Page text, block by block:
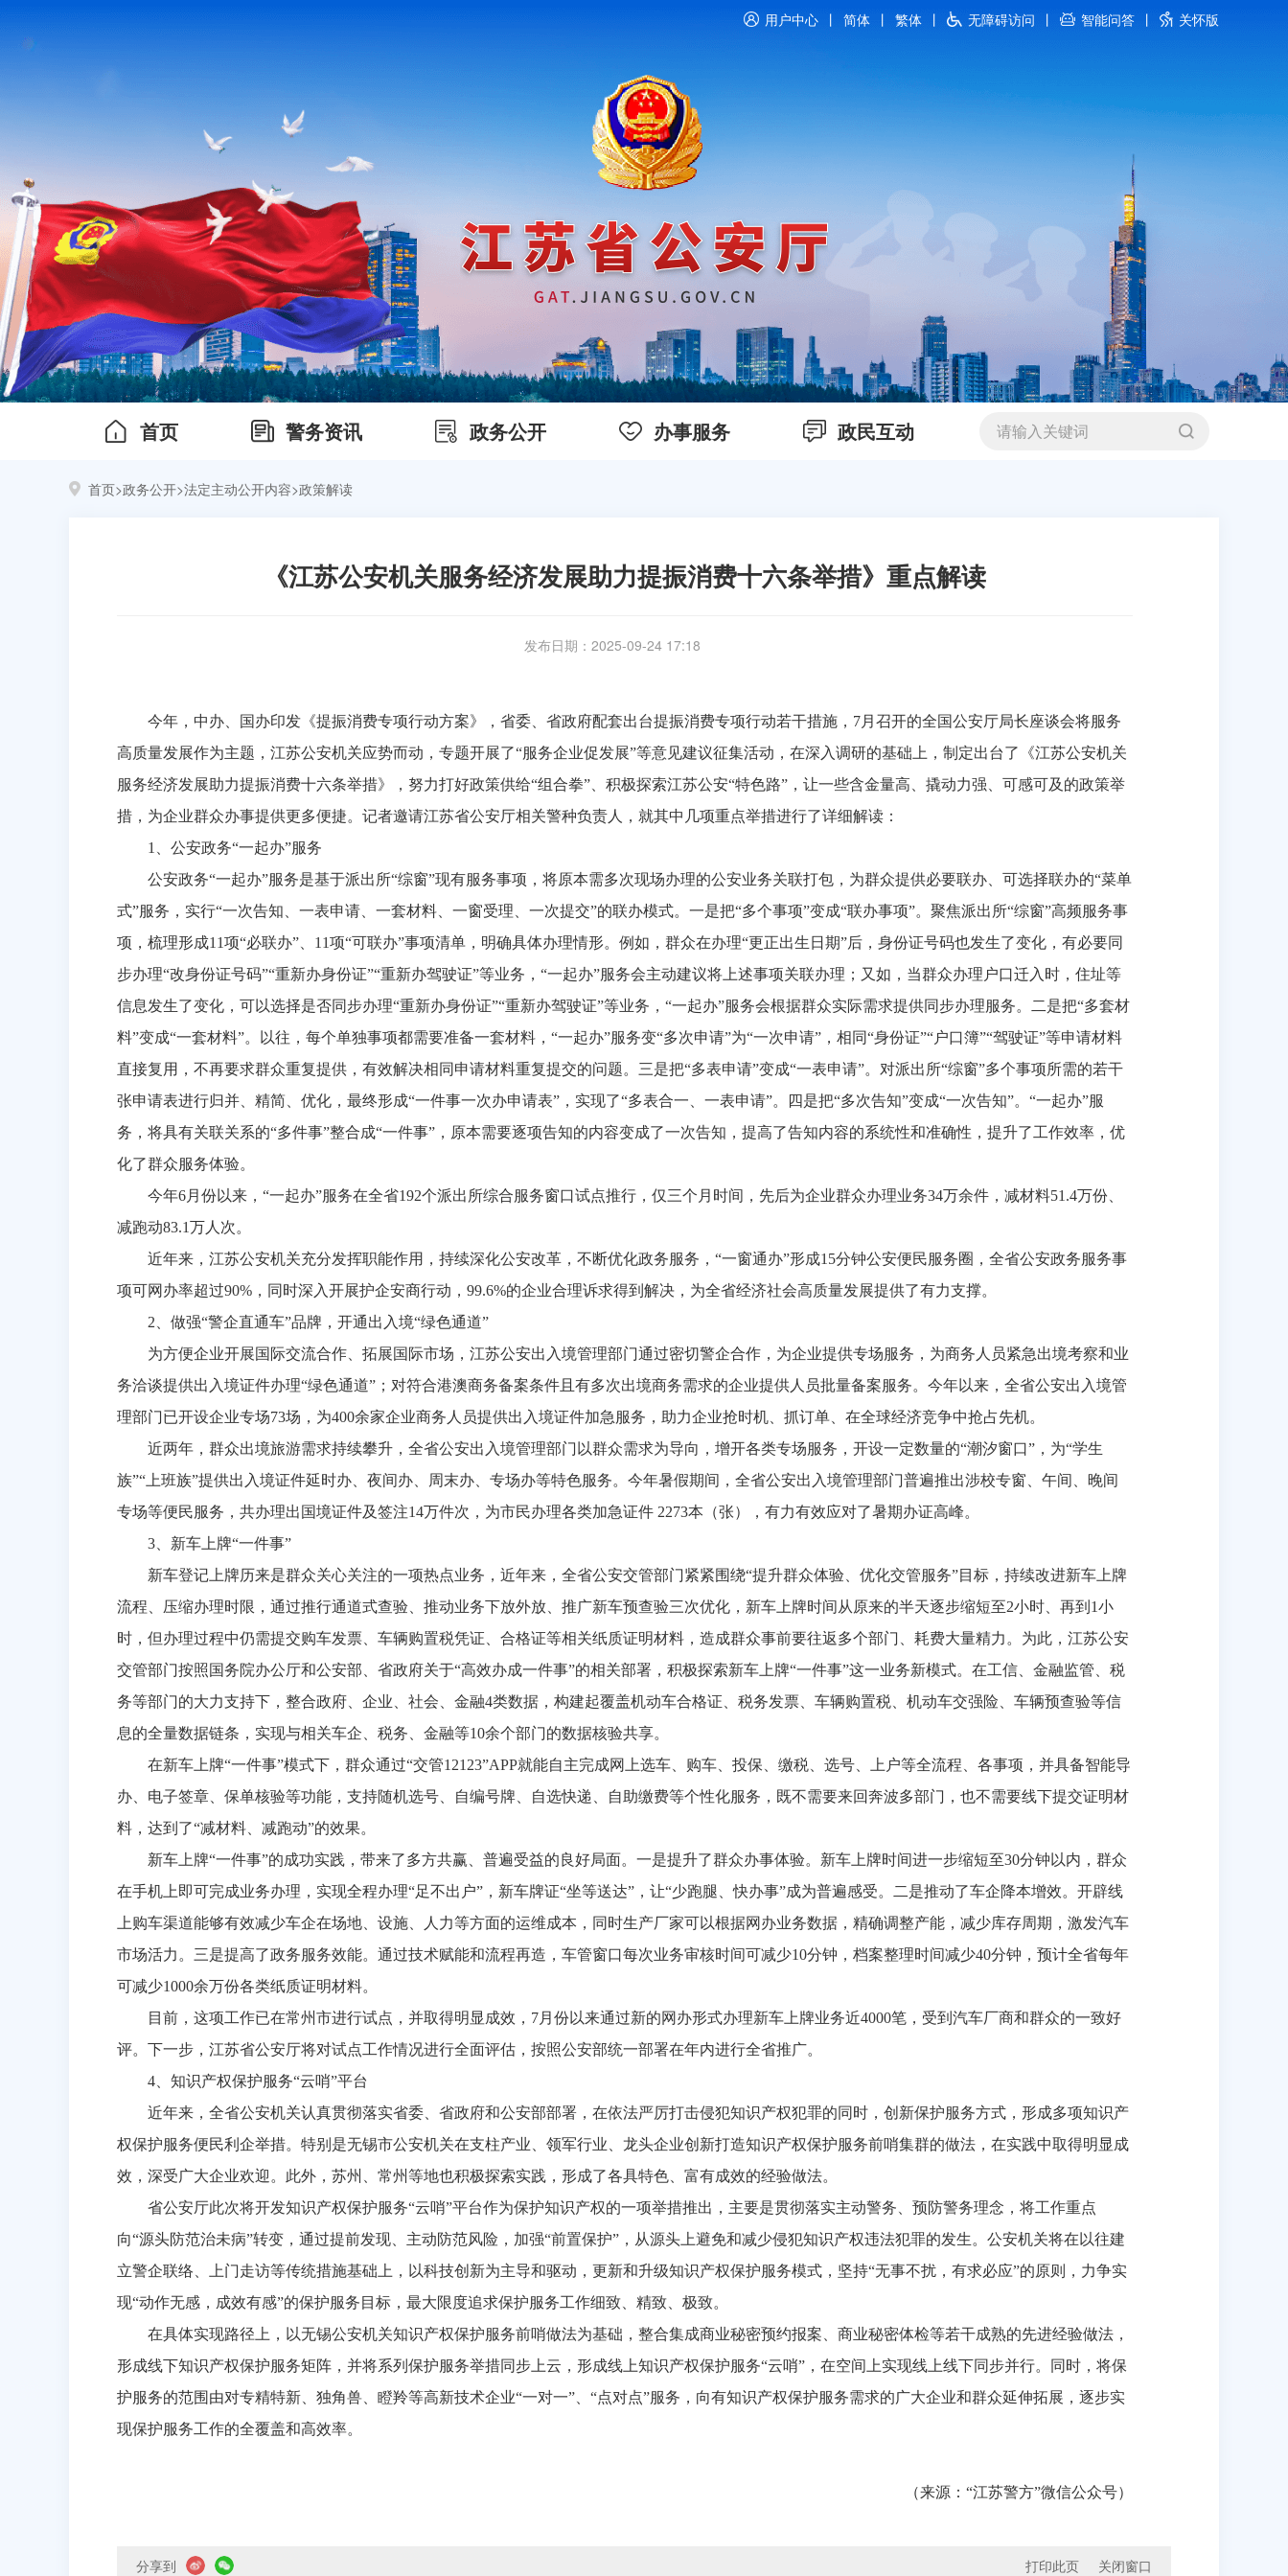
用户中心 丨 简体 丨 繁体 丨 无障碍访问 丨 智能问答 丨 关怀版
首页 警务资讯 政务公开 办事服务 政民互动
首页>政务公开>法定主动公开内容>政策解读
《江苏公安机关服务经济发展助力提振消费十六条举措》重点解读
发布日期：2025-09-24 17:18
今年，中办、国办印发《提振消费专项行动方案》，省委、省政府配套出台提振消费专项行动若干措施， 7月召开的全国公安厅局长座谈会将服务
高质量发展作为主题，江苏公安机关应势而动，专题开展了“服务企业促发展”等意见建议征集活动，在深入调研的基础上，制定出台了《江苏公安机关
服务经济发展助力提振消费十六条举措》，努力打好政策供给“组合拳”、积极探索江苏公安“特色路”，让一些含金量高、撬动力强、可感可及的政策举
措，为企业群众办事提供更多便捷。记者邀请江苏省公安厅相关警种负责人，就其中几项重点举措进行了详细解读：
1
、公安政务“一起办”服务
公安政务“一起办”服务是基于派出所“综窗”现有服务事项，将原本需多次现场办理的公安业务关联打包，为群众提供必要联办、可选择联办的“菜单
式”服务，实行“一次告知、一表申请、一套材料、一窗受理、一次提交”的联办模式。一是把“多个事项”变成“联办事项”。聚焦派出所“综窗”高频服务事
项，梳理形成11项“必联办”、 11项“可联办”事项清单，明确具体办理情形。例如，群众在办理“更正出生日期”后，身份证号码也发生了变化，有必要同
步办理“改身份证号码”“重新办身份证”“重新办驾驶证”等业务，“一起办”服务会主动建议将上述事项关联办理；又如，当群众办理户口迁入时，住址等
信息发生了变化，可以选择是否同步办理“重新办身份证”“重新办驾驶证”等业务，“一起办”服务会根据群众实际需求提供同步办理服务。二是把“多套材
料”变成“一套材料”。以往，每个单独事项都需要准备一套材料，“一起办”服务变“多次申请”为“一次申请”，相同“身份证”“户口簿”“驾驶证”等申请材料
直接复用，不再要求群众重复提供，有效解决相同申请材料重复提交的问题。三是把“多表申请”变成“一表申请”。对派出所“综窗”多个事项所需的若干
张申请表进行归并、精简、优化，最终形成“一件事一次办申请表”，实现了“多表合一、一表申请”。四是把“多次告知”变成“一次告知”。“一起办”服
务，将具有关联关系的“多件事”整合成“一件事”，原本需要逐项告知的内容变成了一次告知，提高了告知内容的系统性和准确性，提升了工作效率，优
化了群众服务体验。
今年6月份以来，“一起办”服务在全省192个派出所综合服务窗口试点推行，仅三个月时间，先后为企业群众办理业务34万余件，减材料51.4万份、
减跑动83.1万人次。
近年来，江苏公安机关充分发挥职能作用，持续深化公安改革，不断优化政务服务，“一窗通办”形成15分钟公安便民服务圈，全省公安政务服务事
项可网办率超过90% ，同时深入开展护企安商行动， 99.6%的企业合理诉求得到解决，为全省经济社会高质量发展提供了有力支撑。
2 、做强“警企直通车”品牌，开通出入境“绿色通道”
为方便企业开展国际交流合作、拓展国际市场，江苏公安出入境管理部门通过密切警企合作，为企业提供专场服务，为商务人员紧急出境考察和业
务洽谈提供出入境证件办理“绿色通道”；对符合港澳商务备案条件且有多次出境商务需求的企业提供人员批量备案服务。今年以来，全省公安出入境管
理部门已开设企业专场73场，为400余家企业商务人员提供出入境证件加急服务，助力企业抢时机、抓订单、在全球经济竞争中抢占先机。
近两年，群众出境旅游需求持续攀升，全省公安出入境管理部门以群众需求为导向，增开各类专场服务，开设一定数量的“潮汐窗口”，为“学生
族”“上班族”提供出入境证件延时办、夜间办、周末办、专场办等特色服务。今年暑假期间，全省公安出入境管理部门普遍推出涉校专窗、午间、晚间
专场等便民服务，共办理出国境证件及签注14万件次，为市民办理各类加急证件 2273本（张），有力有效应对了暑期办证高峰。
3 、新车上牌“一件事”
新车登记上牌历来是群众关心关注的一项热点业务，近年来，全省公安交管部门紧紧围绕“提升群众体验、优化交管服务”目标，持续改进新车上牌
流程、压缩办理时限，通过推行通道式查验、推动业务下放外放、推广新车预查验三次优化，新车上牌时间从原来的半天逐步缩短至2小时、再到 1小
时，但办理过程中仍需提交购车发票、车辆购置税凭证、合格证等相关纸质证明材料，造成群众事前要往返多个部门、耗费大量精力。为此，江苏公安
交管部门按照国务院办公厅和公安部、省政府关于“高效办成一件事”的相关部署，积极探索新车上牌“一件事”这一业务新模式。在工信、金融监管、税
务等部门的大力支持下，整合政府、企业、社会、金融4类数据，构建起覆盖机动车合格证、税务发票、车辆购置税、机动车交强险、车辆预查验等信
息的全量数据链条，实现与相关车企、税务、金融等10余个部门的数据核验共享。
在新车上牌“一件事”模式下，群众通过“交管12123”APP就能自主完成网上选车、购车、投保、缴税、选号、上户等全流程、各事项，并具备智能导
办、电子签章、保单核验等功能，支持随机选号、自编号牌、自选快递、自助缴费等个性化服务，既不需要来回奔波多部门，也不需要线下提交证明材
料，达到了“减材料、减跑动”的效果。
新车上牌“一件事”的成功实践，带来了多方共赢、普遍受益的良好局面。一是提升了群众办事体验。新车上牌时间进一步缩短至30分钟以内，群众
在手机上即可完成业务办理，实现全程办理“足不出户”，新车牌证“坐等送达”，让“少跑腿、快办事”成为普遍感受。二是推动了车企降本增效。开辟线
上购车渠道能够有效减少车企在场地、设施、人力等方面的运维成本，同时生产厂家可以根据网办业务数据，精确调整产能，减少库存周期，激发汽车
市场活力。三是提高了政务服务效能。通过技术赋能和流程再造，车管窗口每次业务审核时间可减少10分钟，档案整理时间减少40分钟，预计全省每年
可减少1000余万份各类纸质证明材料。
目前，这项工作已在常州市进行试点，并取得明显成效， 7月份以来通过新的网办形式办理新车上牌业务近4000笔，受到汽车厂商和群众的一致好
评。下一步，江苏省公安厅将对试点工作情况进行全面评估，按照公安部统一部署在年内进行全省推广。
4 、知识产权保护服务“云哨”平台
近年来，全省公安机关认真贯彻落实省委、省政府和公安部部署，在依法严厉打击侵犯知识产权犯罪的同时，创新保护服务方式，形成多项知识产
权保护服务便民利企举措。特别是无锡市公安机关在支柱产业、领军行业、龙头企业创新打造知识产权保护服务前哨集群的做法，在实践中取得明显成
效，深受广大企业欢迎。此外，苏州、常州等地也积极探索实践，形成了各具特色、富有成效的经验做法。
省公安厅此次将开发知识产权保护服务“云哨”平台作为保护知识产权的一项举措推出，主要是贯彻落实主动警务、预防警务理念，将工作重点
向“源头防范治未病”转变，通过提前发现、主动防范风险，加强“前置保护”，从源头上避免和减少侵犯知识产权违法犯罪的发生。公安机关将在以往建
立警企联络、上门走访等传统措施基础上，以科技创新为主导和驱动，更新和升级知识产权保护服务模式，坚持“无事不扰，有求必应”的原则，力争实
现“动作无感，成效有感”的保护服务目标，最大限度追求保护服务工作细致、精致、极致。
在具体实现路径上，以无锡公安机关知识产权保护服务前哨做法为基础，整合集成商业秘密预约报案、商业秘密体检等若干成熟的先进经验做法，
形成线下知识产权保护服务矩阵，并将系列保护服务举措同步上云，形成线上知识产权保护服务“云哨”，在空间上实现线上线下同步并行。同时，将保
护服务的范围由对专精特新、独角兽、瞪羚等高新技术企业“一对一”、“点对点”服务，向有知识产权保护服务需求的广大企业和群众延伸拓展，逐步实
现保护服务工作的全覆盖和高效率。
（来源：“江苏警方”微信公众号）
分享到 打印此页 关闭窗口